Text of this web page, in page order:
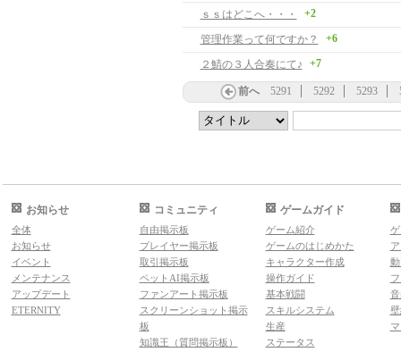
ｓｓはどこへ・・・
+2
管理作業って何ですか？ +6
２鯖の３人合奏にて♪ +7
前へ 5291 5292 5293
お知らせ
全体
お知らせ
イベント
メンテナンス
アップデート
ETERNITY
コミュニティ
自由掲示板
プレイヤー掲示板
取引掲示板
ペットAI掲示板
ファンアート掲示板
スクリーンショット掲示
板
知識王（質問掲示板）
ゲームガイド
ゲーム紹介
ゲームのはじめかた
キャラクター作成
操作ガイド
基本戦闘
スキルシステム
生産
ステータス